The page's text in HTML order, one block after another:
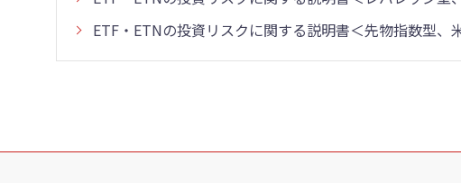
ETF・ETNの投資リスクに関する説明書＜先物指数型、
こ